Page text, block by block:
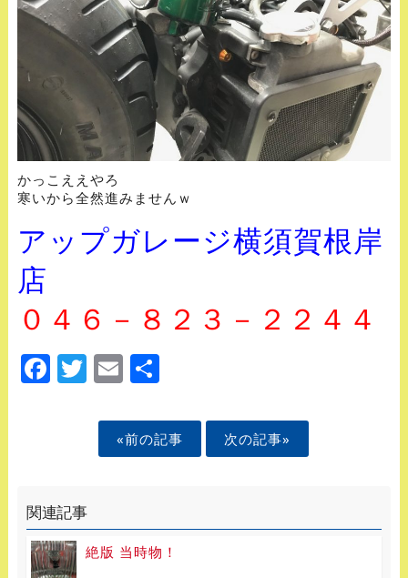
かっこええやろ
寒いから全然進みませんｗ
アップガレージ横須賀根岸
店
０４６－８２３－２２４４
Facebook
Twitter
EmailShare
«前の記事 次の記事»
関連記事
絶版 当時物！